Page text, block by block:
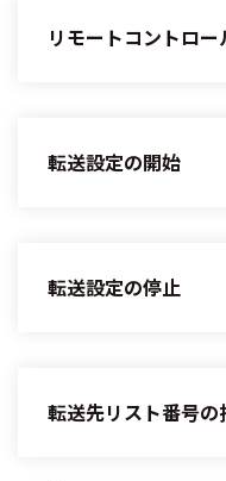
リモートコントロ
転送設定の開始
転送設定の停止
転送先リスト番号の